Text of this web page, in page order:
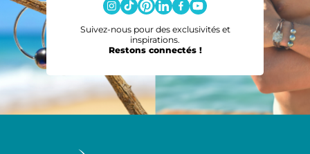
Suivez-nous pour des exclusivités et
inspirations.
Restons connectés !